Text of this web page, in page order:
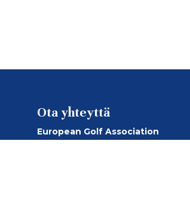
Ota yhteyttä
European Golf Association